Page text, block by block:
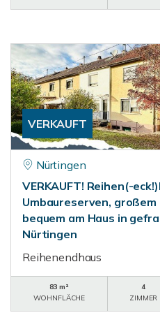
VERKAUFT
Nürtingen
VERKAUFT! Reihen(-
Umbaureserven,
bequem am Haus in
Nürtingen
Reihenendhaus
83 m²
WOHNFLÄCHE
4
ZIMMER